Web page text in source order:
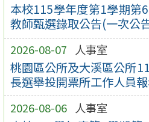
本校115學年度第1學期第
教師甄選錄取公告(一次公
2026-08-07 人事室
桃園區公所及大溪區公所
長選舉投開票所工作人員
2026-08-06 人事室